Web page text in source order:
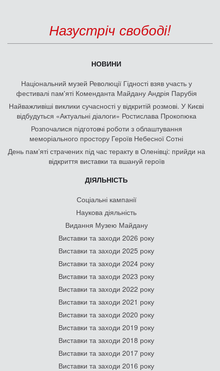
Назустріч свободі!
НОВИНИ
Національний музей Революції Гідності взяв участь у
фестивалі пам'яті Коменданта Майдану Андрія Парубія
Найважливіші виклики сучасності у відкритій розмові. У Києві
відбудуться «Актуальні діалоги» Ростислава Прокопюка
Розпочалися підготовчі роботи з облаштування
меморіального простору Героїв Небесної Сотні
День памʼяті страчених під час теракту в Оленівці: прийди на
відкриття виставки та вшануй героїв
ДІЯЛЬНІСТЬ
Соціальні кампанії
Наукова діяльність
Видання Музею Майдану
Виставки та заходи 2026 року
Виставки та заходи 2025 року
Виставки та заходи 2024 року
Виставки та заходи 2023 року
Виставки та заходи 2022 року
Виставки та заходи 2021 року
Виставки та заходи 2020 року
Виставки та заходи 2019 року
Виставки та заходи 2018 року
Виставки та заходи 2017 року
Виставки та заходи 2016 року